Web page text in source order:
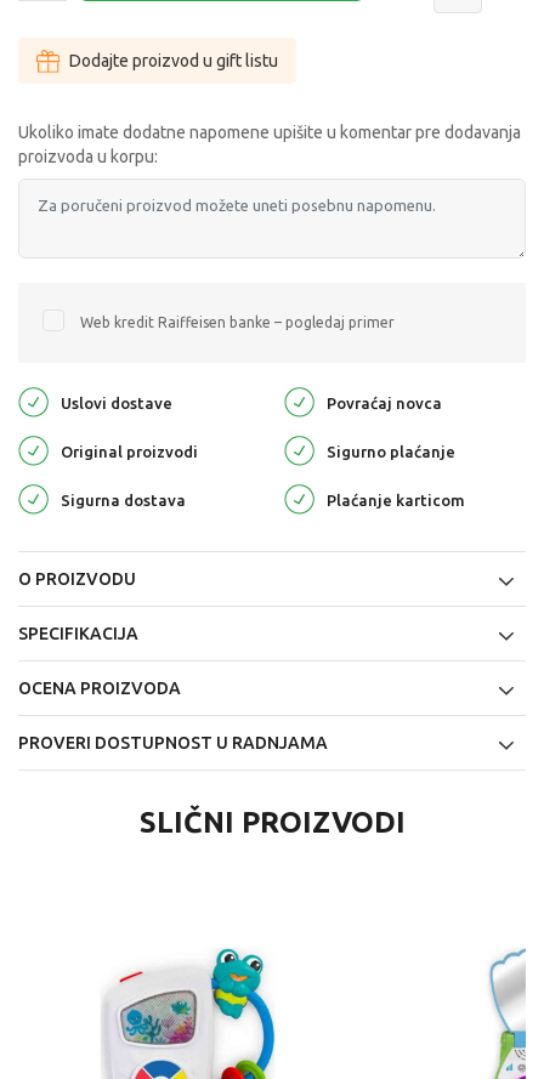
Dodajte proizvod u gift listu
Ukoliko imate dodatne napomene upišite u komentar pre dodavanja
proizvoda u korpu:
Web kredit Raiffeisen banke – pogledaj primer
Uslovi dostave Povraćaj novca
Original proizvodi Sigurno plaćanje
Sigurna dostava Plaćanje karticom
O PROIZVODU
SPECIFIKACIJA
OCENA PROIZVODA
PROVERI DOSTUPNOST U RADNJAMA
SLIČNI PROIZVODI